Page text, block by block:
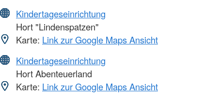
Kindertageseinrichtung
Hort "Lindenspatzen"
Karte: Link zur Google Maps Ansicht
Kindertageseinrichtung
Hort Abenteuerland
Karte: Link zur Google Maps Ansicht